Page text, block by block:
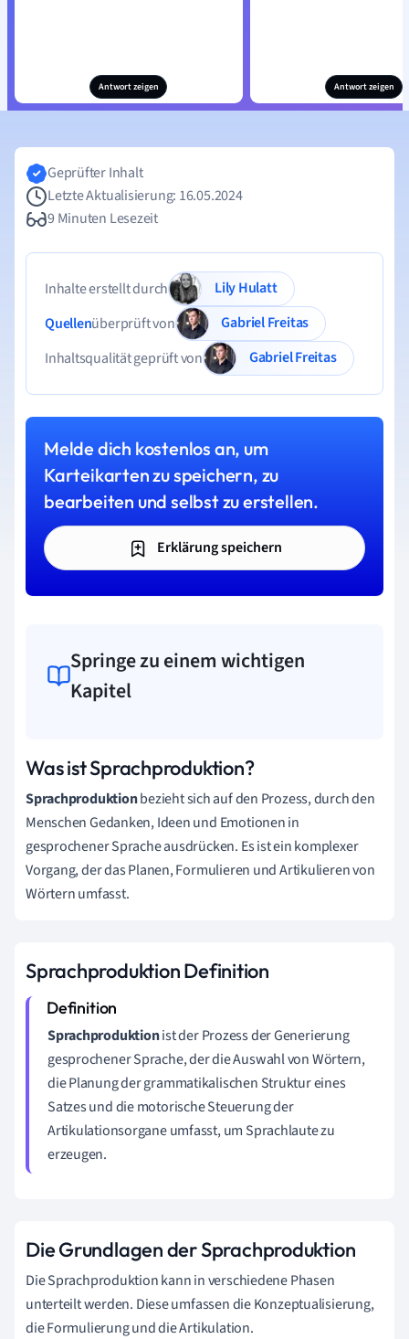
Antwort zeigen Antwort zeigen
Geprüfter Inhalt
Letzte Aktualisierung: 16.05.2024
9 Minuten Lesezeit
Inhalte erstellt durch
Lily Hulatt
Quellenüberprüft von
Gabriel Freitas
Inhaltsqualität geprüft von
Gabriel Freitas
Melde dich kostenlos an, um
Karteikarten zu speichern, zu
bearbeiten und selbst zu erstellen.
Erklärung speichern
Springe zu einem wichtigen
Kapitel
Was ist Sprachproduktion?
Sprachproduktionbezieht sich auf den Prozess, durch den
Menschen Gedanken, Ideen und Emotionen in
gesprochener Sprache ausdrücken. Es ist ein komplexer
Vorgang, der das Planen, Formulieren und Artikulieren von
Wörtern umfasst.
Sprachproduktion Definition
Sprachproduktionist der Prozess der Generierung
gesprochener Sprache, der die Auswahl von Wörtern,
die Planung der grammatikalischen Struktur eines
Satzes und die motorische Steuerung der
Artikulationsorgane umfasst, um Sprachlaute zu
erzeugen.
Die Grundlagen der Sprachproduktion
Die Sprachproduktion kann in verschiedene Phasen
unterteilt werden. Diese umfassen die Konzeptualisierung,
die Formulierung und die Artikulation.